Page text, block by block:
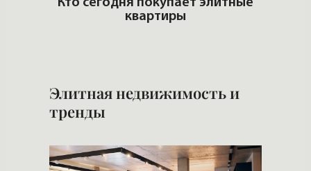
квартиры
Элитная недвижимость и
тренды